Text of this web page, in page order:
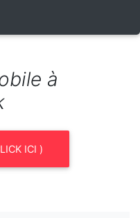
à
ICI )